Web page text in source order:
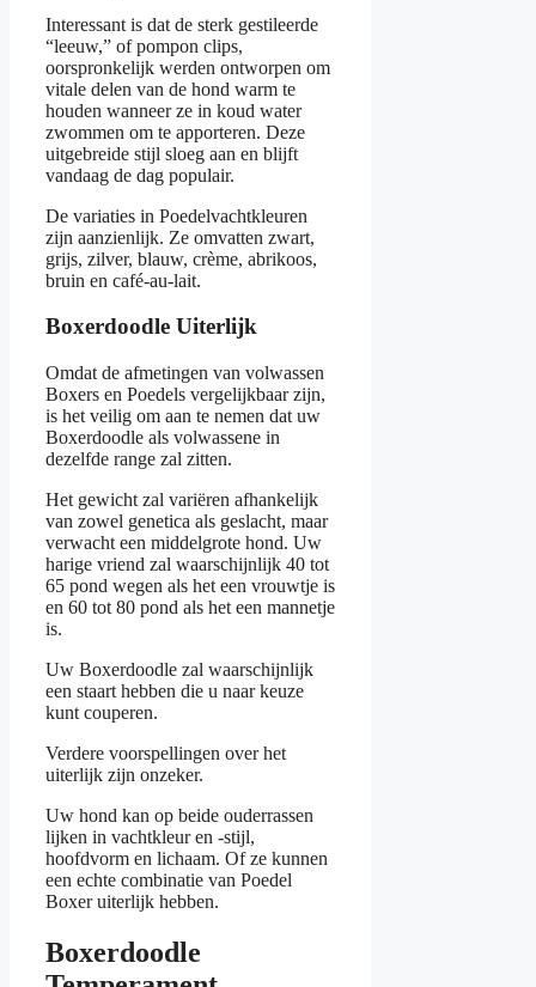
Interessant is dat de sterk gestileerde
“leeuw,” of pompon clips,
oorspronkelijk werden ontworpen om
vitale delen van de hond warm te
houden wanneer ze in koud water
zwommen om te apporteren. Deze
uitgebreide stijl sloeg aan en blijft
vandaag de dag populair.
De variaties in Poedelvachtkleuren
zijn aanzienlijk. Ze omvatten zwart,
grijs, zilver, blauw, crème, abrikoos,
bruin en café-au-lait.
Boxerdoodle Uiterlijk
Omdat de afmetingen van volwassen
Boxers en Poedels vergelijkbaar zijn,
is het veilig om aan te nemen dat uw
Boxerdoodle als volwassene in
dezelfde range zal zitten.
Het gewicht zal variëren afhankelijk
van zowel genetica als geslacht, maar
verwacht een middelgrote hond. Uw
harige vriend zal waarschijnlijk 40 tot
65 pond wegen als het een vrouwtje is
en 60 tot 80 pond als het een mannetje
is.
Uw Boxerdoodle zal waarschijnlijk
een staart hebben die u naar keuze
kunt couperen.
Verdere voorspellingen over het
uiterlijk zijn onzeker.
Uw hond kan op beide ouderrassen
lijken in vachtkleur en -stijl,
hoofdvorm en lichaam. Of ze kunnen
een echte combinatie van Poedel
Boxer uiterlijk hebben.
Boxerdoodle